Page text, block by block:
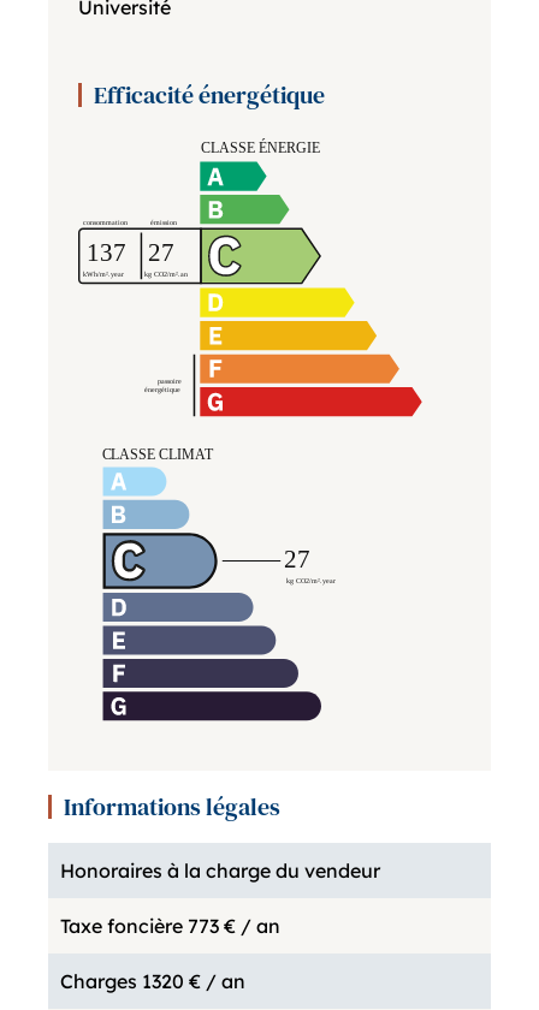
Université
Efficacité énergétique
Informations légales
Honoraires à la charge du vendeur
Taxe foncière 773 € / an
Charges 1320 € / an